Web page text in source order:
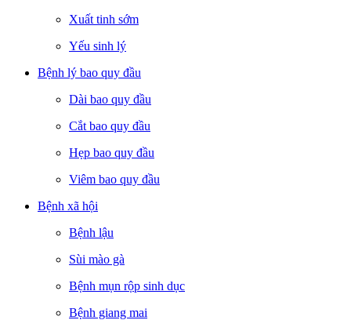
Xuất tinh sớm
Yếu sinh lý
Bệnh lý bao quy đầu
Dài bao quy đầu
Cắt bao quy đầu
Hẹp bao quy đầu
Viêm bao quy đầu
Bệnh xã hội
Bệnh lậu
Sùi mào gà
Bệnh mụn rộp sinh dục
Bệnh giang mai